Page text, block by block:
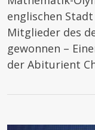
englischen
Mitglieder des
gewonnen –
der Abiturient